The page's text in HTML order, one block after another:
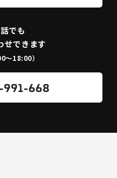
でも
せできます
〜18:00）
991-668